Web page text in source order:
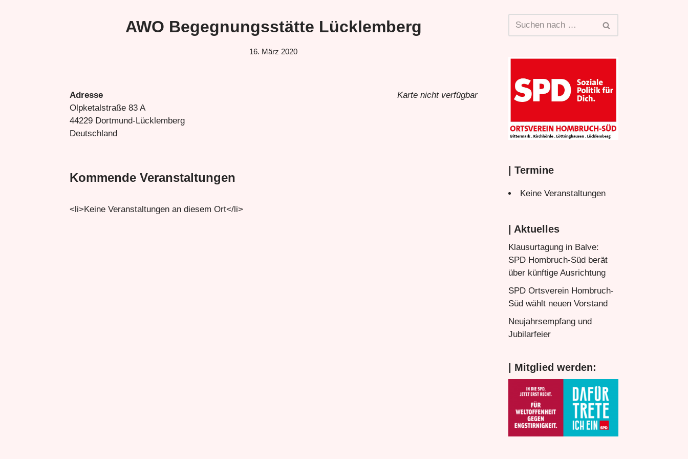
AWO Begegnungsstätte Lücklemberg
16. März 2020
Karte nicht verfügbar
Adresse
Olpketalstraße 83 A
44229 Dortmund-Lücklemberg
Deutschland
Kommende Veranstaltungen
<li>Keine Veranstaltungen an diesem Ort</li>
| Termine
Keine Veranstaltungen
| Aktuelles
Klausurtagung in Balve:
SPD Hombruch-Süd berät
über künftige Ausrichtung
SPD Ortsverein Hombruch-
Süd wählt neuen Vorstand
Neujahrsempfang und
Jubilarfeier
| Mitglied werden: